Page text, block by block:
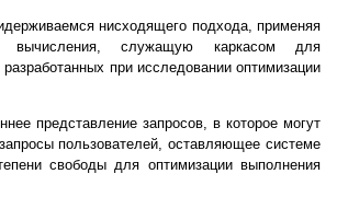
нисходящего подхода, применяя
вычисления, служащую каркасом для
при исследовании оптимизации
представление запросов, в которое могут
пользователей, оставляющее системе
свободы для оптимизации выполнения